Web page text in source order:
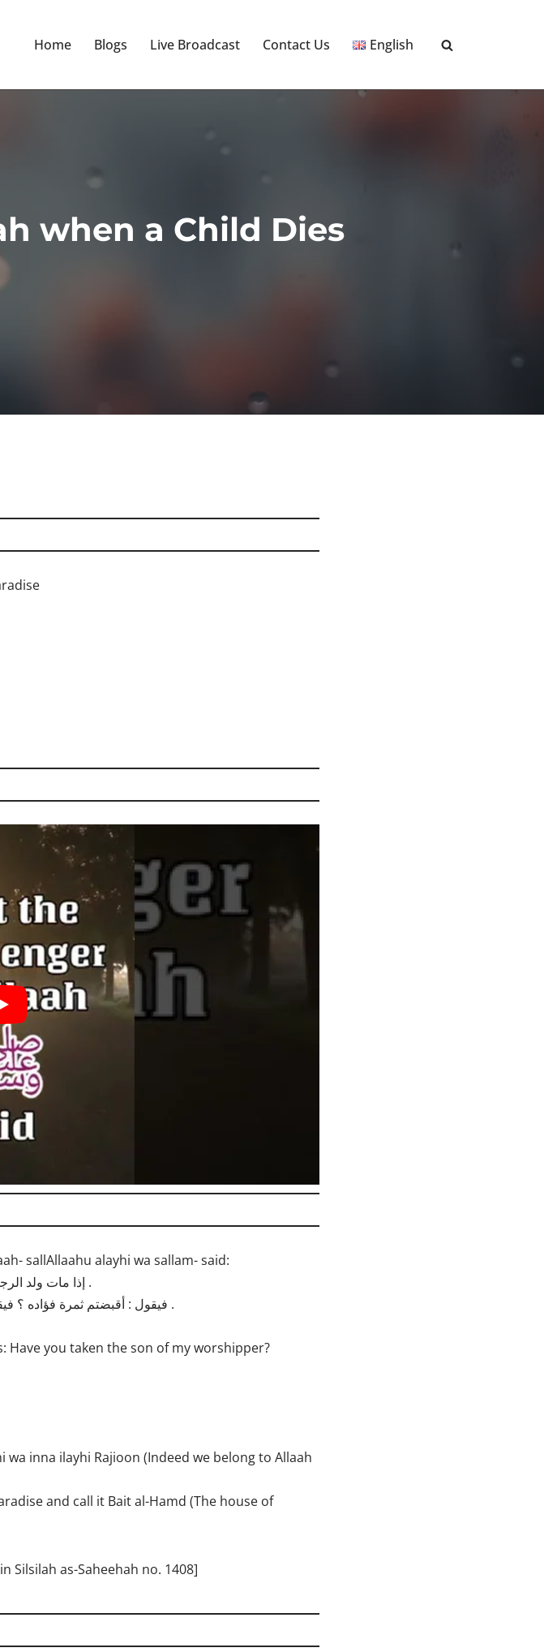
Home Blogs Live Broadcast Contact Us English
when a Child Dies
sallAllaahu alayhi wa sallam- said:
إذا مات ولد الرجل يقول الله تعالى للملائكة: أقبضتم ولد عبدي ؟ فيقولون : نعم .
فيقول : أقبضتم ثمرة فؤاده ؟ فيقولون : نعم . فيقول : فماذا قال عبدي ؟ قال : حمدك واسترجع .
Have you taken the son of my worshipper?
wa inna ilayhi Rajioon (Indeed we belong to Allaah
and call it Bait al-Hamd (The house of
Silsilah as-Saheehah no. 1408]